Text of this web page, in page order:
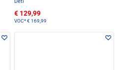
€ 129,99
VOC*€ 169,99